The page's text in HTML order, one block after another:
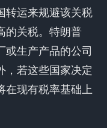
转运来规避该关税
的关税。特朗普
生产产品的公司
，若这些国家决定
在现有税率基础上